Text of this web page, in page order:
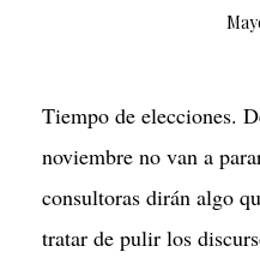
Tiempo de elecciones.
noviembre no van a
consultoras dirán algo
tratar de pulir los